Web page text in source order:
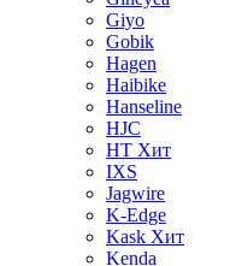
Giyo
Gobik
Hagen
Haibike
Hanseline
HJC
HT Хит
IXS
Jagwire
K-Edge
Kask Хит
Kenda